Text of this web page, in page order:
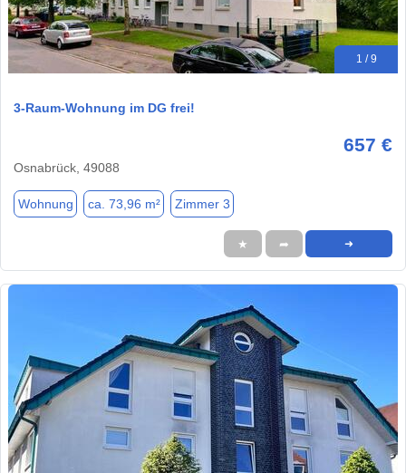
1 / 9
3-Raum-Wohnung im DG frei!
657 €
Osnabrück, 49088
Wohnung ca. 73,96 m² Zimmer 3
★ ➦ ➜